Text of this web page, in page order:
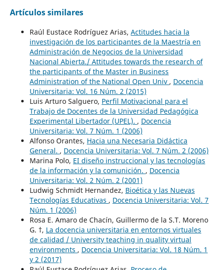
Artículos similares
Raúl Eustace Rodríguez Arias, Actitudes hacia la
investigación de los participantes de la Maestría en
Administración de Negocios de la Universidad
Nacional Abierta./ Attitudes towards the research of
the participants of the Master in Business
Administration of the National Open Univ , Docencia
Universitaria: Vol. 16 Núm. 2 (2015)
Luis Arturo Salguero, Perfil Motivacional para el
Trabajo de Docentes de la Universidad Pedagógica
Experimental Libertador (UPEL). , Docencia
Universitaria: Vol. 7 Núm. 1 (2006)
Alfonso Orantes, Hacia una Necesaria Didáctica
General. , Docencia Universitaria: Vol. 7 Núm. 2 (2006)
Marina Polo, EI diseño instruccional y las tecnologías
de la información y la comunición. , Docencia
Universitaria: Vol. 2 Núm. 2 (2001)
Ludwig Schmidt Hernandez, Bioética y las Nuevas
Tecnologías Educativas , Docencia Universitaria: Vol. 7
Núm. 1 (2006)
Rosa E. Amaro de Chacín, Guillermo de la S.T. Moreno
G. †, La docencia universitaria en entornos virtuales
de calidad / University teaching in quality virtual
environments , Docencia Universitaria: Vol. 18 Núm. 1
y 2 (2017)